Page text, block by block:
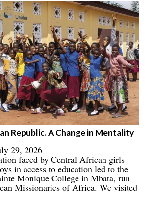
Republic. A Change in Mentality
29, 2026
faced by Central African girls
in access to education led to the
Monique College in Mbata, run
Missionaries of Africa. We visited